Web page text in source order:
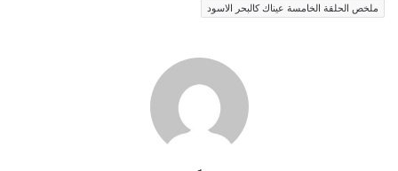
ملخص الحلقة الخامسة عيناك كالبحر الاسود